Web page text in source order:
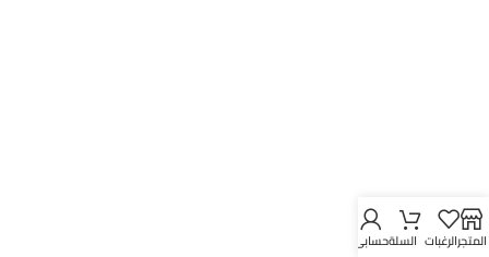
المتجرالرغبات السلةحسابي